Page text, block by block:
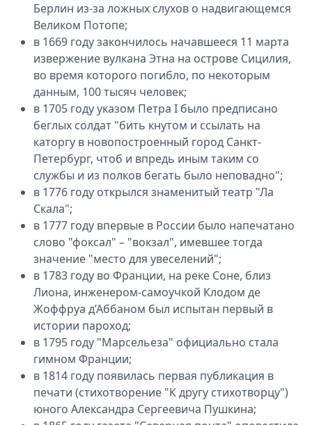
Берлин из-за ложных слухов о надвигающемся
Великом Потопе;
в 1669 году закончилось начавшееся 11 марта
извержение вулкана Этна на острове Сицилия,
во время которого погибло, по некоторым
данным, 100 тысяч человек;
в 1705 году указом Петра I было предписано
беглых солдат "бить кнутом и ссылать на
каторгу в новопостроенный город Санкт-
Петербург, чтоб и впредь иным таким со
службы и из полков бегать было неповадно";
в 1776 году открылся знаменитый театр "Ла
Скала";
в 1777 году впервые в России было напечатано
слово "фоксал" – "вокзал", имевшее тогда
значение "место для увеселений";
в 1783 году во Франции, на реке Соне, близ
Лиона, инженером-самоучкой Клодом де
Жоффруа д’Аббаном был испытан первый в
истории пароход;
в 1795 году "Марсельеза" официально стала
гимном Франции;
в ⁣1814 году появилась первая публикация в
печати (стихотворение "К другу стихотворцу")
юного Александра Сергеевича Пушкина;